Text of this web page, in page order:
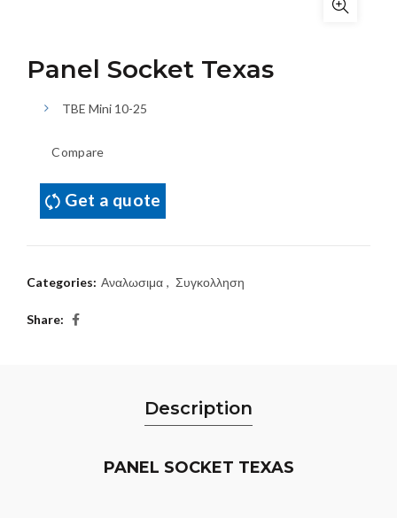
Panel Socket Texas
TBE Mini 10-25
Compare
Get a quote
Categories: Αναλωσιμα , Συγκολληση
Share
Description
PANEL SOCKET TEXAS